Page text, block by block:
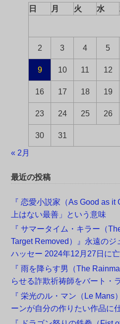
日 月 火 水
2 3 4 5
9 10 11 12
16 17 18 19
23 24 25 26
30 31
« 2月
最近の投稿
『 恋愛小説家（As Good as
上はない最善」という意味
『 サマータイム・キラー（
Target Removed）』永遠のジ
ハッセー 2024年12月27日に
『 雨を降らす男（The
らせる詐欺祈祷師をバート・
『 栄光のル・マン（Le Mans
ーンが自分の作りたい作品に